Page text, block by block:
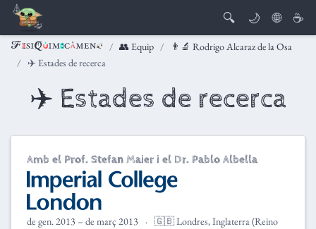
🔍 🌙 🌐 ☕
👥 Equip
👨‍🔬 Rodrigo Alcaraz de la Osa
✈️ Estades de recerca
✈️ Estades de recerca
Amb el Prof. Stefan Maier i el Dr. Pablo Albella
de gen. 2013 – de març 2013
🇬🇧 Londres, Inglaterra (Reino